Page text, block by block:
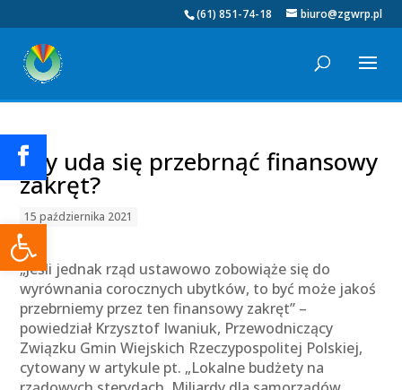
Otwórz pasek narzędzi
(61) 851-74-18 biuro@zgwrp.pl
Czy uda się przebrnąć finansowy
zakręt?
15 października 2021
„Jeśli jednak rząd ustawowo zobowiąże się do
wyrównania corocznych ubytków, to być może jakoś
przebrniemy przez ten finansowy zakręt” –
powiedział Krzysztof Iwaniuk, Przewodniczący
Związku Gmin Wiejskich Rzeczypospolitej Polskiej,
cytowany w artykule pt. „Lokalne budżety na